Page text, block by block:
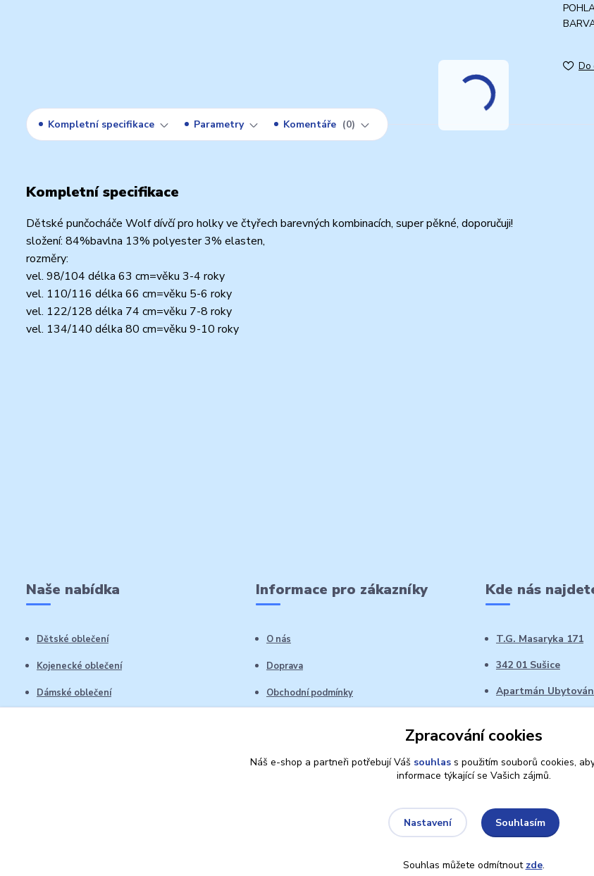
Do
Kompletní specifikace Parametry Komentáře 0
Kompletní specifikace
Dětské punčocháče Wolf dívčí pro holky ve čtyřech barevných kombinacích, super pěkné, doporučuji!
složení: 84%bavlna 13% polyester 3% elasten,
rozměry:
vel. 98/104 délka 63 cm=věku 3-4 roky
vel. 110/116 délka 66 cm=věku 5-6 roky
vel. 122/128 délka 74 cm=věku 7-8 roky
vel. 134/140 délka 80 cm=věku 9-10 roky
Naše nabídka
Dětské oblečení
Kojenecké oblečení
Dámské oblečení
Informace pro zákazníky
O nás
Doprava
Obchodní podmínky
Kde nás
T.G. Masaryka 171
342 01 Sušice
Apartmán
Zpracování cookies
Náš e-shop a partneři potřebují Váš souhlass použitím souborů cookies,
informace týkající se Vašich zájmů.
Nastavení Souhlasím
Souhlas můžete odmítnout zde.